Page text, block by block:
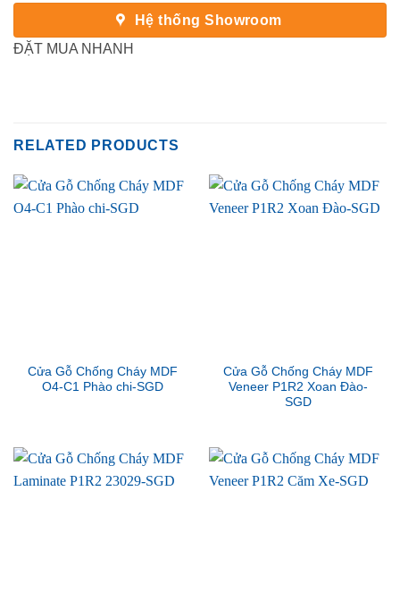
Hệ thống Showroom
ĐẶT MUA NHANH
RELATED PRODUCTS
Cửa Gỗ Chống Cháy MDF
O4-C1 Phào chi-SGD
Cửa Gỗ Chống Cháy MDF
Veneer P1R2 Xoan Đào-
SGD